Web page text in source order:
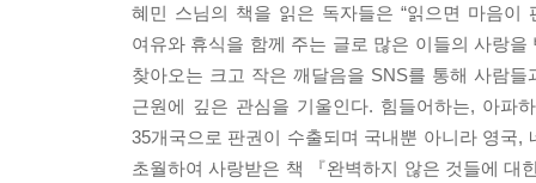
친구들이 나에 대해 무슨 이야기를 했는지는 그리
그리고 지금 생각하는 길 외에도 삶에는 수많은 길
좀 실패해도 괜찮아. 생각보다 인생 길어. 힘내.
스무 살 나에게 돌아가 해주고 싶은 말:
혜민 스님의 책을 읽은 독자들은 “읽으면 마음이
여유와 휴식을 함께 주는 글로 많은 이들의 사랑
찾아오는 크고 작은 깨달음을 SNS를 통해 사람
근원에 깊은 관심을 기울인다. 힘들어하는, 아파
35개국으로 판권이 수출되며 국내뿐 아니라 영국
초월하여 사랑받은 책 『완벽하지 않은 것들에 대